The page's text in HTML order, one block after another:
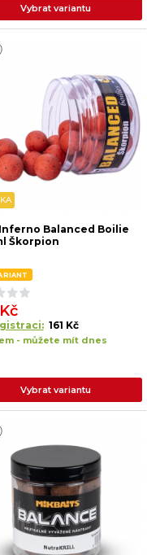
Vybrat variantu
Balanced Boilie
Škorpion
161 Kč
- můžete mít dnes
Vybrat variantu